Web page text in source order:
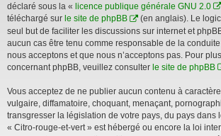
déclaré sous la « licence publique générale GNU 2.0
téléchargé sur le site de phpBB
(en anglais). Le
seul but de faciliter les discussions sur internet et
aucun cas être tenu comme responsable de la
nous acceptons et que nous n’acceptons pas. Pour
concernant phpBB, veuillez consulter le site de phpBB
Vous acceptez de ne publier aucun contenu à
vulgaire, diffamatoire, choquant, menaçant,
transgresser la législation de votre pays, du pays dans
« Citro-rouge-et-vert » est hébergé ou encore la loi